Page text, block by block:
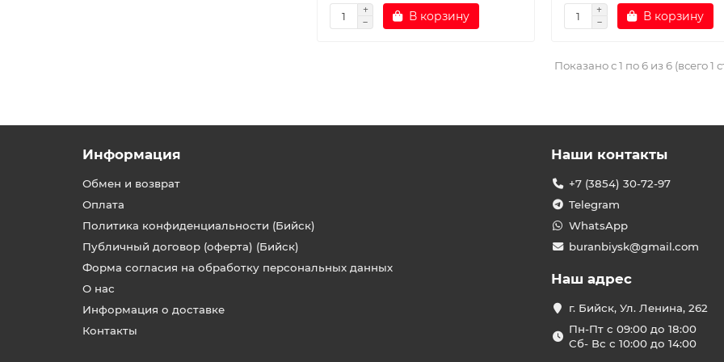
В корзину В корзину
Показано с 1 по 6 из 6 (всего 1
Информация
Обмен и возврат
Оплата
Политика конфиденциальности (Бийск)
Публичный договор (оферта) (Бийск)
Форма согласия на обработку персональных данных
О нас
Информация о доставке
Контакты
Наши контакты
+7 (3854) 30-72-97
Telegram
WhatsApp
buranbiysk@gmail.com
Наш адрес
г. Бийск, Ул. Ленина, 262
Пн-Пт с 09:00 до 18:00
Сб- Вс с 10:00 до 14:00